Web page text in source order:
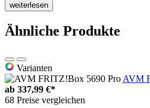
weiterlesen
Ähnliche Produkte
Varianten
AVM
ab 337,99 €*
68 Preise vergleichen